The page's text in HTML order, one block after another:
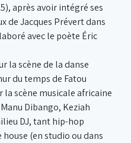
après avoir intégré ses
de Jacques Prévert dans
avec le poète Éric
la scène de la danse
du temps de Fatou
la scène musicale africaine
Dibango, Keziah
DJ, tant hip-hop
house (en studio ou dans